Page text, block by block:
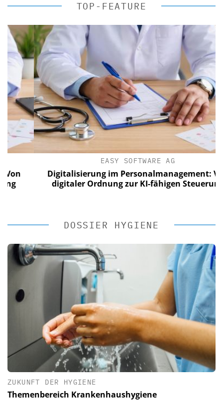
TOP-FEATURE
EASY SOFTWARE AG
Digitalisierung im Personalmanagement: Von
digitaler Ordnung zur KI-fähigen Steuerung
DOSSIER HYGIENE
ZUKUNFT DER HYGIENE
Themenbereich Krankenhaushygiene